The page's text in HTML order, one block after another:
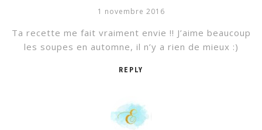
1 novembre 2016
REPLY
Ta recette me fait vraiment envie !! J’aime beaucoup
les soupes en automne, il n’y a rien de mieux :)